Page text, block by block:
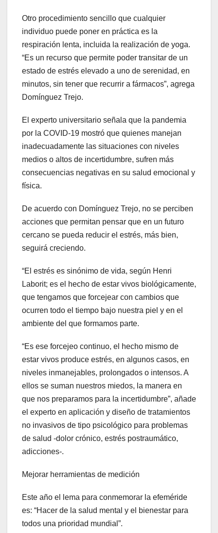
Otro procedimiento sencillo que cualquier
individuo puede poner en práctica es la
respiración lenta, incluida la realización de yoga.
“Es un recurso que permite poder transitar de un
estado de estrés elevado a uno de serenidad, en
minutos, sin tener que recurrir a fármacos”, agrega
Domínguez Trejo.
El experto universitario señala que la pandemia
por la COVID-19 mostró que quienes manejan
inadecuadamente las situaciones con niveles
medios o altos de incertidumbre, sufren más
consecuencias negativas en su salud emocional y
física.
De acuerdo con Domínguez Trejo, no se perciben
acciones que permitan pensar que en un futuro
cercano se pueda reducir el estrés, más bien,
seguirá creciendo.
“El estrés es sinónimo de vida, según Henri
Laborit; es el hecho de estar vivos biológicamente,
que tengamos que forcejear con cambios que
ocurren todo el tiempo bajo nuestra piel y en el
ambiente del que formamos parte.
“Es ese forcejeo continuo, el hecho mismo de
estar vivos produce estrés, en algunos casos, en
niveles inmanejables, prolongados o intensos. A
ellos se suman nuestros miedos, la manera en
que nos preparamos para la incertidumbre”, añade
el experto en aplicación y diseño de tratamientos
no invasivos de tipo psicológico para problemas
de salud -dolor crónico, estrés postraumático,
adicciones-.
Mejorar herramientas de medición
Este año el lema para conmemorar la efeméride
es: “Hacer de la salud mental y el bienestar para
todos una prioridad mundial”.